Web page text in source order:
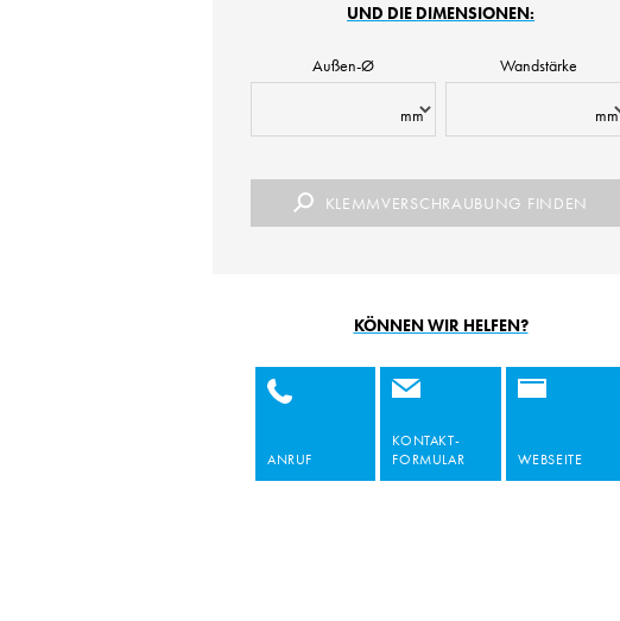
UND DIE DIMENSIONEN:
Außen-Ø
mm
Wandstärke
mm
KLEMMVERSCHRAUBUNG FINDEN
KÖNNEN WIR HELFEN?
ANRUF
KONTAKT-
FORMULAR
WEBSEITE